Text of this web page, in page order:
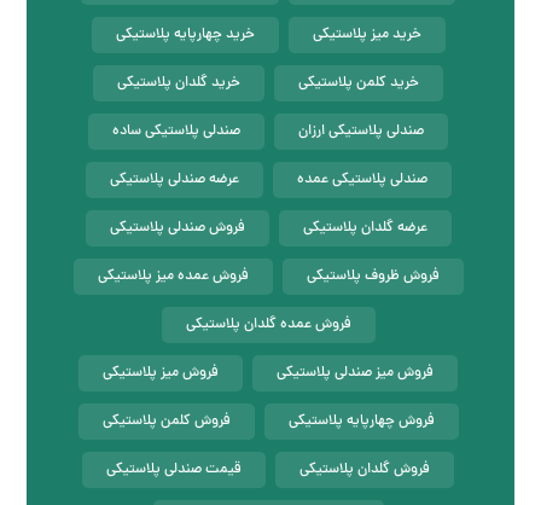
خرید میز پلاستیکی خرید چهارپایه پلاستیکی
خرید کلمن پلاستیکی خرید گلدان پلاستیکی
صندلی پلاستیکی ارزان صندلی پلاستیکی ساده
صندلی پلاستیکی عمده عرضه صندلی پلاستیکی
عرضه گلدان پلاستیکی فروش صندلی پلاستیکی
فروش ظروف پلاستیکی فروش عمده میز پلاستیکی
فروش عمده گلدان پلاستیکی
فروش میز صندلی پلاستیکی فروش میز پلاستیکی
فروش چهارپایه پلاستیکی فروش کلمن پلاستیکی
فروش گلدان پلاستیکی قیمت صندلی پلاستیکی